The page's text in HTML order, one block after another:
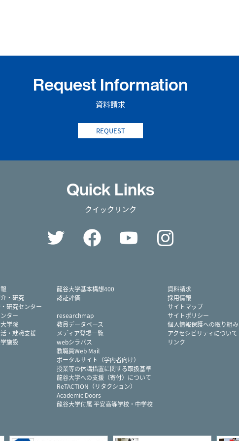
Request Information
資料請求
REQUEST
Quick Links
クイックリンク
Twitter FacebookYouTube
・研究
研究センター
ター
学院
・就職支援
施設
龍谷大学基本構想400
認証評価
researchmap
教員データベース
メディア登場一覧
webシラバス
教職員Web Mail
ポータルサイト（学内者向け）
授業等の休講措置に関する取扱基準
龍谷大学への支援（寄付）について
ReTACTION（リタクション）
Academic Doors
龍谷大学付属 平安高等学校・中学校
資料請求
採用情報
サイトマップ
サイトポリシー
個人情報保護への取り組み
アクセシビリティについて
リンク